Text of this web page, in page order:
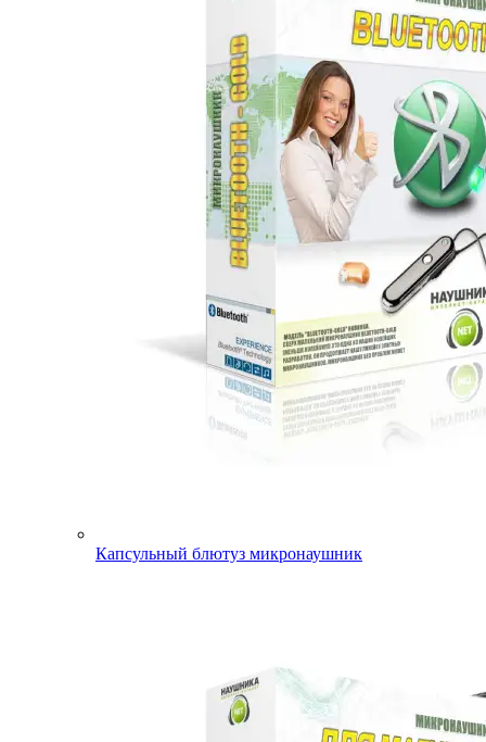
Капсульный блютуз микронаушник